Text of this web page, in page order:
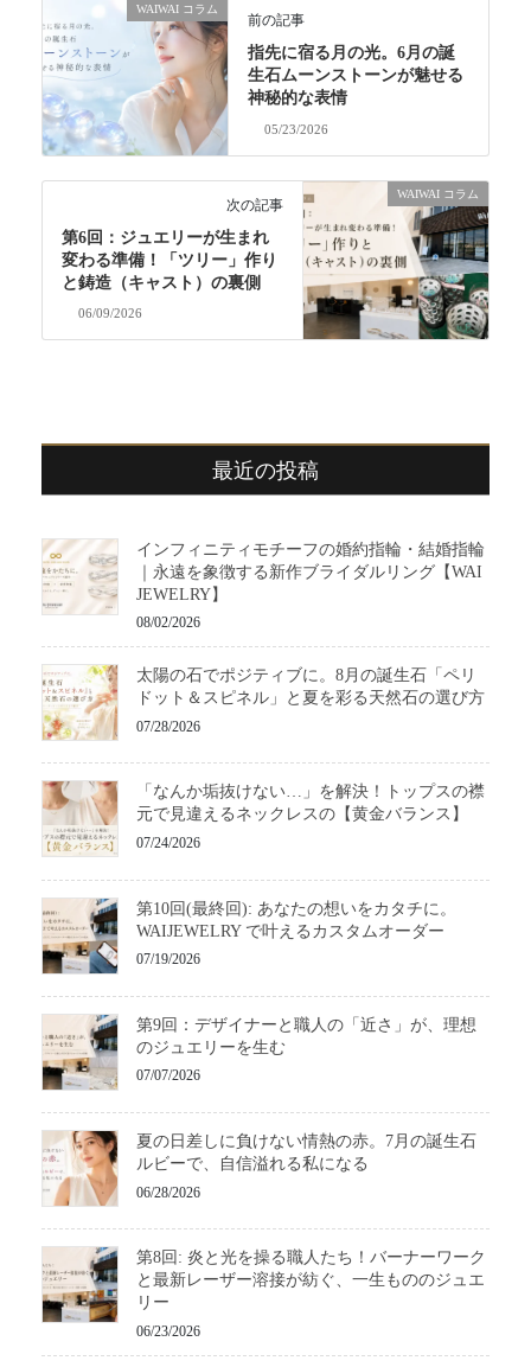
WAIWAI コラム
前の記事
指先に宿る月の光。6月の誕
生石ムーンストーンが魅せる
神秘的な表情
05/23/2026
WAIWAI コラム
次の記事
第6回：ジュエリーが生まれ
変わる準備！「ツリー」作り
と鋳造（キャスト）の裏側
06/09/2026
最近の投稿
インフィニティモチーフの婚約指輪・結婚指輪
｜永遠を象徴する新作ブライダルリング【WAI
JEWELRY】
08/02/2026
太陽の石でポジティブに。8月の誕生石「ペリ
ドット＆スピネル」と夏を彩る天然石の選び方
07/28/2026
「なんか垢抜けない…」を解決！トップスの襟
元で見違えるネックレスの【黄金バランス】
07/24/2026
第10回(最終回): あなたの想いをカタチに。
WAIJEWELRY で叶えるカスタムオーダー
07/19/2026
第9回：デザイナーと職人の「近さ」が、理想
のジュエリーを生む
07/07/2026
夏の日差しに負けない情熱の赤。7月の誕生石
ルビーで、自信溢れる私になる
06/28/2026
第8回: 炎と光を操る職人たち！バーナーワーク
と最新レーザー溶接が紡ぐ、一生もののジュエ
リー
06/23/2026